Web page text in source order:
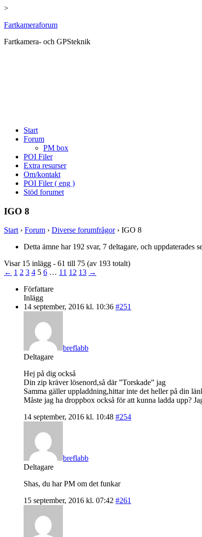
>
Hoppa
innehåll
Fartkameraforum
Fartkamera- och GPSteknik
Start
Forum
PM box
POI Filer
Extra resurser
Om/kontakt
POI Filer ( eng )
Stöd forumet
IGO 8
Start › Forum › Diverse forumfrågor › IGO 8
Detta ämne har 192 svar, 7 deltagare, och uppdaterades
Visar 15 inlägg - 61 till 75 (av 193 totalt)
← 1 2 3 4 5 6 … 11 12 13 →
Författare
Inlägg
14 september, 2016 kl. 10:36 #251
breflabb
Deltagare
Hej på dig också
Din zip kräver lösenord,så där ”Torskade” jag
Samma gäller uppladdning,hittar inte det heller på din
Måste jag ha droppbox också för att kunna ladda upp?
14 september, 2016 kl. 10:48 #254
breflabb
Deltagare
Shas, du har PM om det funkar
15 september, 2016 kl. 07:42 #261